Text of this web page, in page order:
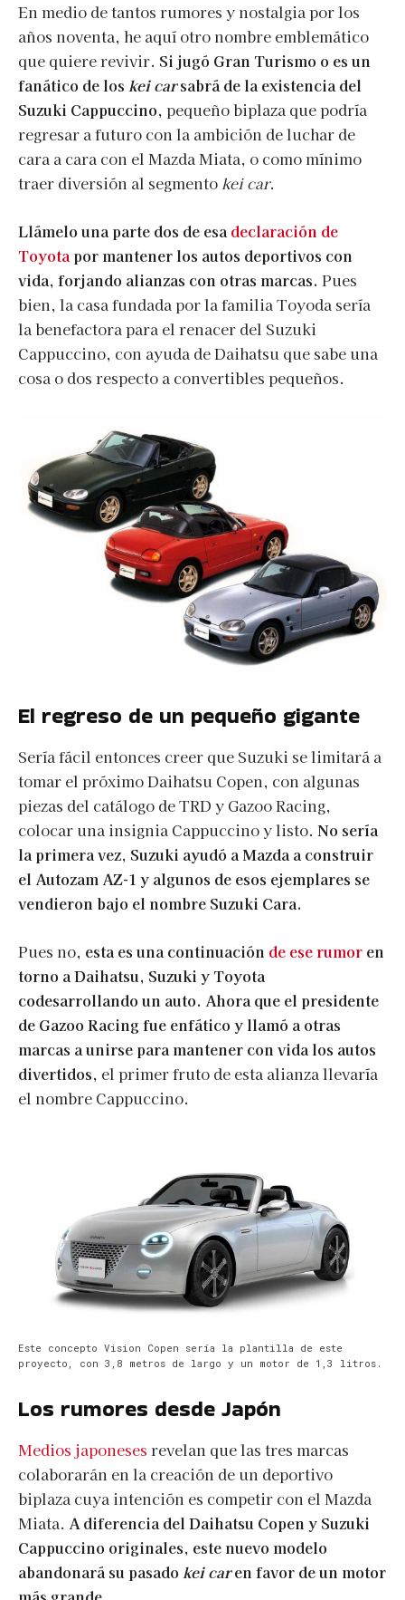
En medio de tantos rumores y nostalgia por los
años noventa, he aquí otro nombre emblemático
que quiere revivir. Si jugó Gran Turismo o es un
fanático de los kei carsabrá de la existencia del
Suzuki Cappuccino, pequeño biplaza que podría
regresar a futuro con la ambición de luchar de
cara a cara con el Mazda Miata, o como mínimo
traer diversión al segmentokei car.
Llámelo una parte dos de esadeclaración de
Toyotapor mantener los autos deportivos con
vida, forjando alianzas con otras marcas. Pues
bien, la casa fundada por la familia Toyoda sería
la benefactora para el renacer del Suzuki
Cappuccino, con ayuda de Daihatsu que sabe una
cosa o dos respecto a convertibles pequeños.
El regreso de un pequeño gigante
Sería fácil entonces creer que Suzuki se limitará a
tomar el próximo Daihatsu Copen, con algunas
piezas del catálogo de TRD y Gazoo Racing,
colocar una insignia Cappuccino y listo. No sería
la primera vez, Suzuki ayudó a Mazda a construir
el Autozam AZ-1 y algunos de esos ejemplares se
vendieron bajo el nombre Suzuki Cara.
Pues no, esta es una continuación de ese rumor en
torno a Daihatsu, Suzuki y Toyota
codesarrollando un auto. Ahora que el presidente
de Gazoo Racing fue enfático y llamó a otras
marcas a unirse para mantener con vida los autos
divertidos, el primer fruto de esta alianza llevaría
el nombre Cappuccino.
Este concepto Vision Copen sería la plantilla de este
proyecto, con 3,8 metros de largo y un motor de 1,3 litros.
Los rumores desde Japón
Medios japoneses revelan que las tres marcas
colaborarán en la creación de un deportivo
biplaza cuya intención es competir con el Mazda
Miata. A diferencia del Daihatsu Copen y Suzuki
Cappuccino originales, este nuevo modelo
abandonará su pasado kei caren favor de un motor